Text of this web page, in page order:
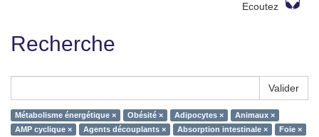
Ecoutez
Recherche
Valider
Métabolisme énergétique × Obésité × Adipocytes ×
Animaux ×
AMP cyclique ×
Agents découplants × Absorption intestinale ×
Foie ×